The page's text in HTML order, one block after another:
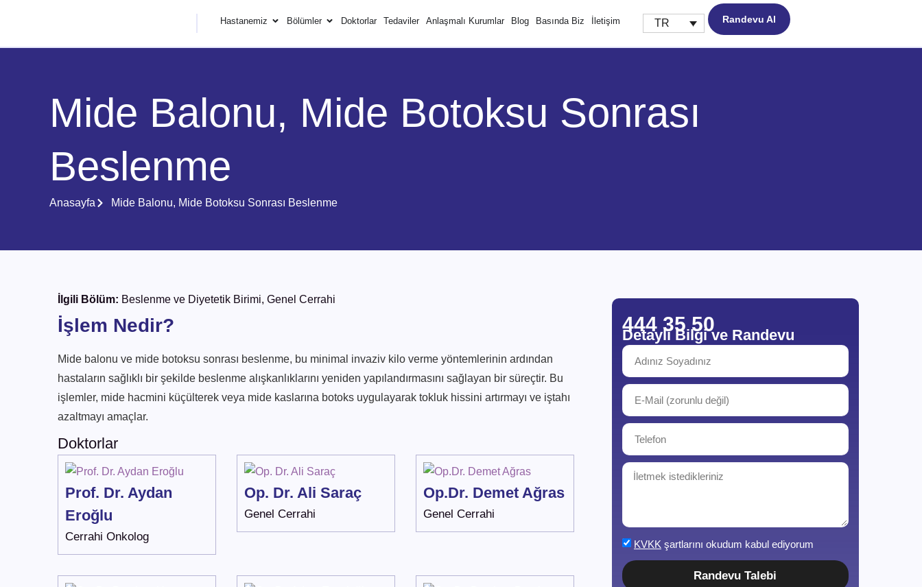
Hastanemiz Bölümler Doktorlar Tedaviler Anlaşmalı Kurumlar Blog Basında Biz İletişim TR Randevu Al
Mide Balonu, Mide Botoksu Sonrası
Beslenme
Anasayfa Mide Balonu, Mide Botoksu Sonrası Beslenme
İlgili Bölüm: Beslenme ve Diyetetik Birimi, Genel Cerrahi
İşlem Nedir?
Mide balonu ve mide botoksu sonrası beslenme, bu minimal invaziv kilo verme yöntemlerinin ardından
hastaların sağlıklı bir şekilde beslenme alışkanlıklarını yeniden yapılandırmasını sağlayan bir süreçtir. Bu
işlemler, mide hacmini küçülterek veya mide kaslarına botoks uygulayarak tokluk hissini artırmayı ve iştahı
azaltmayı amaçlar.
Doktorlar
Prof. Dr. Aydan
Eroğlu
Cerrahi Onkolog
Op. Dr. Ali Saraç
Genel Cerrahi
Op.Dr. Demet Ağras
Genel Cerrahi
444 35 50
Detaylı Bilgi ve Randevu
KVKK şartlarını okudum kabul ediyorum
Randevu Talebi